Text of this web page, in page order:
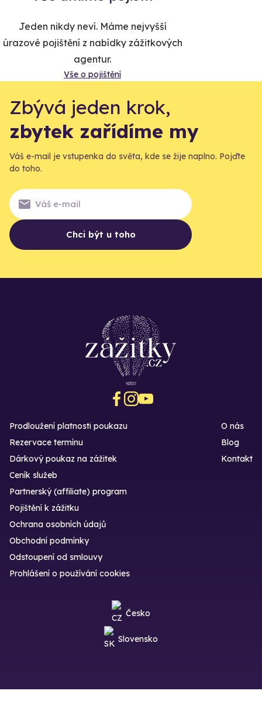
Jeden nikdy neví. Máme nejvyšší
úrazové pojištění z nabídky zážitkových
agentur.
Vše o pojištění
Zbývá jeden krok,
zbytek zařídíme my
Váš e-mail je vstupenka do světa, kde se žije naplno. Pojďte
do toho.
Chci být u toho
Prodloužení platnosti poukazu
Rezervace termínu
Dárkový poukaz na zážitek
O nás
Blog
Kontakt
Ceník služeb
Partnerský (affiliate) program
Pojištění k zážitku
Ochrana osobních údajů
Obchodní podmínky
Odstoupení od smlouvy
Prohlášení o používání cookies
Česko
Slovensko